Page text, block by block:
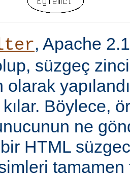
, Apache
süzgeç
Böylece,
ne
bir HTML
tamamen